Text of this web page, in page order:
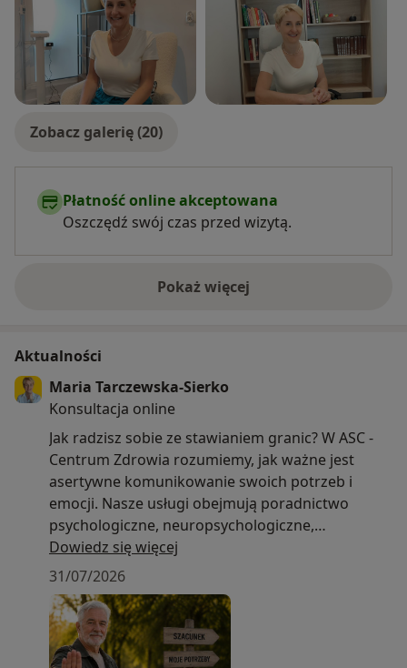
Zobacz galerię (20)
Płatność online akceptowana
Oszczędź swój czas przed wizytą.
Pokaż więcejo doświadczeniu
Aktualności
Maria Tarczewska-Sierko
Konsultacja online
Jak radzisz sobie ze stawianiem granic? W ASC -
Centrum Zdrowia rozumiemy, jak ważne jest
asertywne komunikowanie swoich potrzeb i
emocji. Nasze usługi obejmują poradnictwo
psychologiczne, neuropsychologiczne,
dietetyczne i logopedyczne, które wspierają
rozwój zdrowych relacji. Nasi eksperci pomogą Ci
w budowaniu pewności siebie i umiejętności
wyrażania siebie. Zainwestuj w swoje zdrowie i
dołącz do nas, aby odkryć, jak skutecznie stawiać
granice i czerpać radość z życia!
Dowiedz się więcej
31/07/2026